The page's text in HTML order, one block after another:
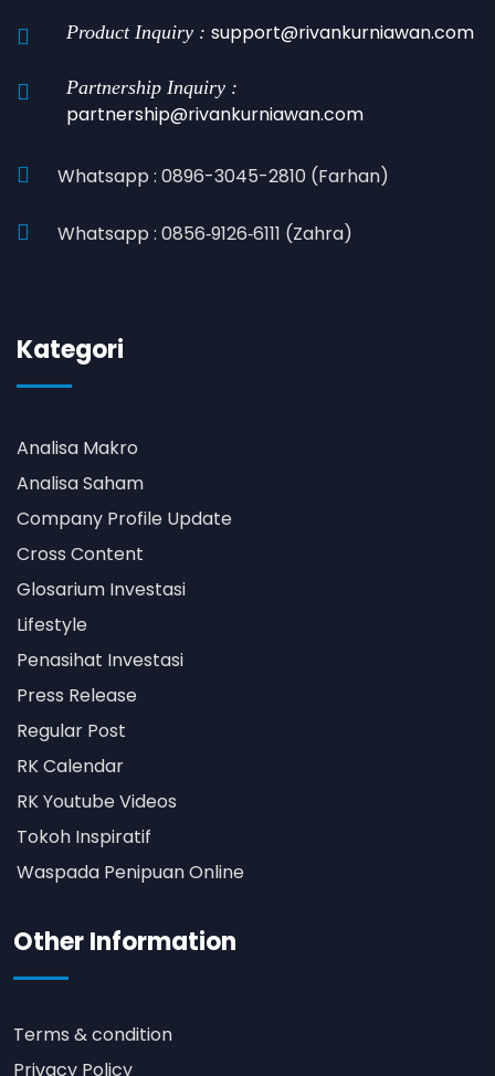
Product Inquiry : support@rivankurniawan.com
Partnership Inquiry :
partnership@rivankurniawan.com
Whatsapp : 0896-3045-2810 (Farhan)
Whatsapp : 0856‑9126‑6111 (Zahra)
Kategori
Analisa Makro
Analisa Saham
Company Profile Update
Cross Content
Glosarium Investasi
Lifestyle
Penasihat Investasi
Press Release
Regular Post
RK Calendar
RK Youtube Videos
Tokoh Inspiratif
Waspada Penipuan Online
Other Information
Terms & condition
Privacy Policy